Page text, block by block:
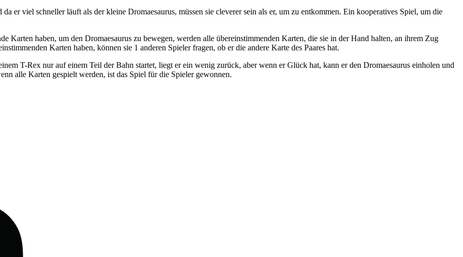
er viel schneller läuft als der kleine Dromaesaurus, müssen sie cleverer sein als er, um zu entkommen. Ein kooperatives Spiel, um die
Karten haben, um den Dromaesaurus zu bewegen, werden alle übereinstimmenden Karten, die sie in der Hand halten, an ihrem Zug
Karten haben, können sie 1 anderen Spieler fragen, ob er die andere Karte des Paares hat.
T-Rex nur auf einem Teil der Bahn startet, liegt er ein wenig zurück, aber wenn er Glück hat, kann er den Dromaesaurus einholen und
alle Karten gespielt werden, ist das Spiel für die Spieler gewonnen.